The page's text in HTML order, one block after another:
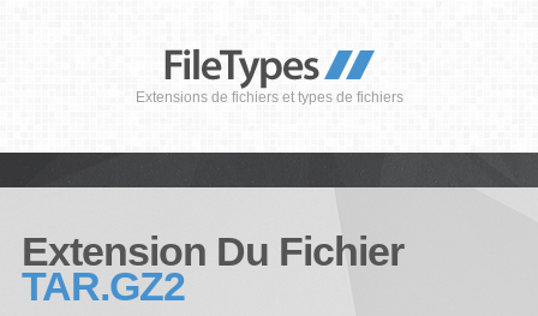
Extensions de fichiers et types de fichiers
Extension Du Fichier
TAR.GZ2